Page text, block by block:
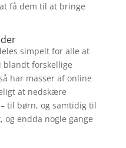
få dem til at bringe
simpelt for alle at
blandt forskellige
har masser af online
at nedskære
til børn, og samtidig til
og endda nogle gange